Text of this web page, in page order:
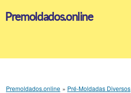
Premoldados.online
Premoldados.online » Pré-Moldadas Diversos